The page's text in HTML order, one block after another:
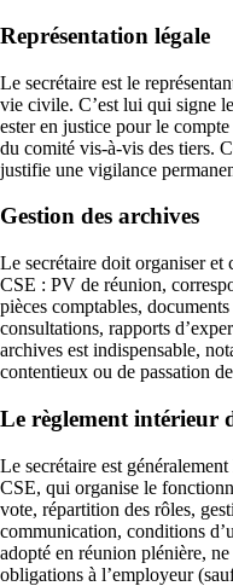
Représentation légale
Le secrétaire est le
vie civile. C’est lui qui signe
ester en justice pour le
du comité vis-à-vis des tiers.
justifie une vigilance
Gestion des archives
Le secrétaire doit organiser et
CSE : PV de réunion,
pièces comptables,
consultations, rapports
archives est indispensable,
contentieux ou de passation
Le règlement intérieur
Le secrétaire est
CSE, qui organise le
vote, répartition des rôles,
communication, conditions
adopté en réunion plénière,
obligations à l’employeur